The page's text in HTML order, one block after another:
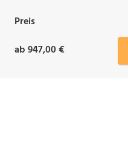
Preis
ab 947,00 €